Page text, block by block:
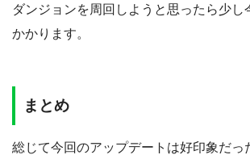
ダンジョンを周回しようと思ったら少し
かかります。
まとめ
総じて今回のアップデートは好印象だっ